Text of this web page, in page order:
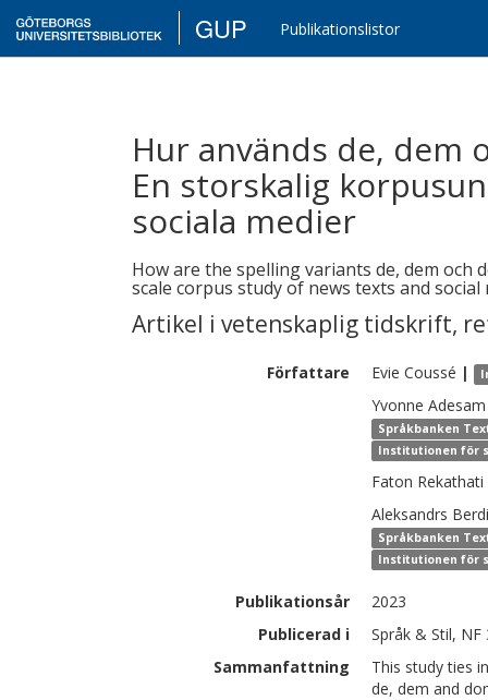
GUP Publikationslistor
Hur används de, dem
En storskalig
sociala medier
How are the spelling variants de, dem och
scale corpus study of news texts and social
Artikel i vetenskaplig tidskrift,
Författare Evie Coussé |
Yvonne Adesam
Språkbanken
Institutionen för
Faton Rekathati
Aleksandrs
Språkbanken
Institutionen för
Publikationsår
2023
Publicerad i
Språk & Stil, NF
Sammanfattning
This study ties
de, dem and